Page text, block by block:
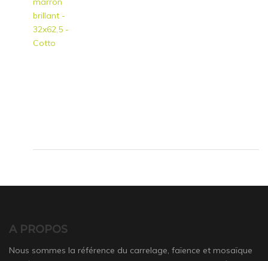
A PROPOS
Nous sommes la référence du carrelage, faïence et mosaïque